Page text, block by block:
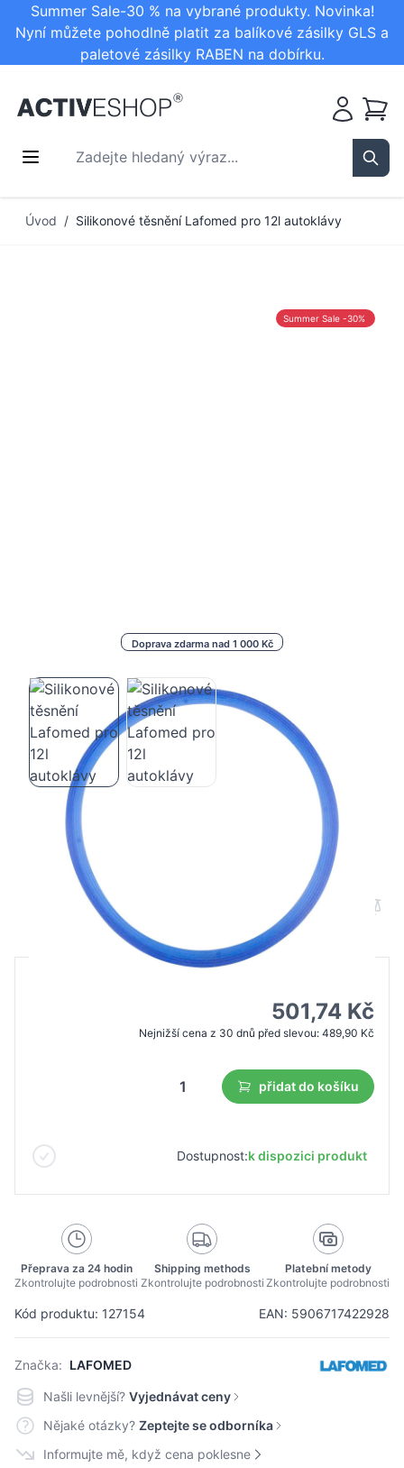
Summer Sale-30 % na vybrané produkty. Novinka!
Nyní můžete pohodlně platit za balíkové zásilky GLS a
paletové zásilky RABEN na dobírku.
Zadejte hledaný výraz...
Košík
Úvod / Silikonové těsnění Lafomed pro 12l autoklávy
Doprava zdarma nad 1 000 Kč
Summer Sale -30%
Silikonové těsnění Lafomed pro 12l
autoklávy
Kód produktu: 127154 EAN: 5906717422928
Značka: LAFOMED
B2B cena Maloobchodní cena
501,74 Kč
Nejnižší cena z 30 dnů před slevou: 489,90 Kč
přidat do košíku
Dostupnost:k dispozici produkt
Přeprava za 24 hodin
Zkontrolujte podrobnosti
Shipping methods
Zkontrolujte podrobnosti
Platební metody
Zkontrolujte podrobnosti
Našli levnější? Vyjednávat ceny
Nějaké otázky? Zeptejte se odborníka
Informujte mě, když cena poklesne